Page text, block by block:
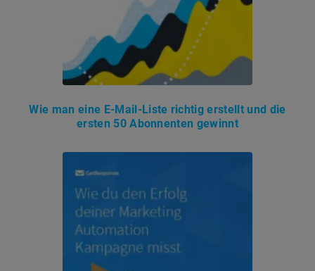
Wie man eine E-Mail-Liste richtig erstellt und die
ersten 50 Abonnenten gewinnt